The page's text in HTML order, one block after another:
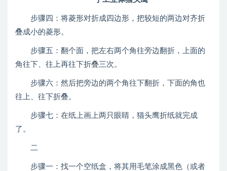
步骤四：将菱形对折成四边形，把较短的两边对齐折
叠成小的菱形。
步骤五：翻个面，把左右两个角往旁边翻折，上面的
角往下、往上再往下折叠三次。
步骤六：然后把旁边的两个角往下翻折，下面的角也
往上、往下折叠。
步骤七：在纸上画上两只眼睛，猫头鹰折纸就完成
了。
二
步骤一：找一个空纸盒，将其用毛笔涂成黑色（或者